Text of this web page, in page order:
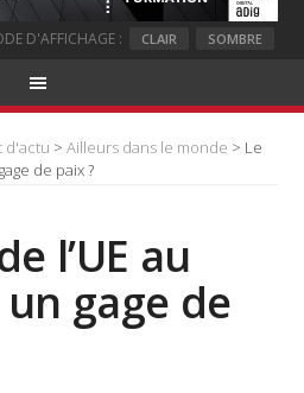
D'AFFICHAGE : CLAIR SOMBRE
d'actu >Ailleurs dans le monde > Le
de paix ?
l’UE au
gage de